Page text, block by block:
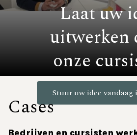
Campussen
PXL-NeXT People
Werken bij PXL-NeXT
Cases
Laat uw
uitwerken
onze
Stuur uw idee vandaag